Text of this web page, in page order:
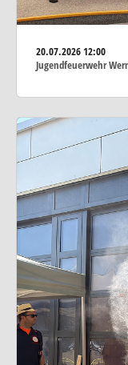
20.07.202612:00
Jugendfeuerwehr